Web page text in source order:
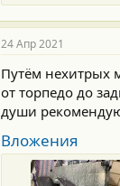
24 Апр 2021
Путём нехитрых
от торпедо до
души
Вложения